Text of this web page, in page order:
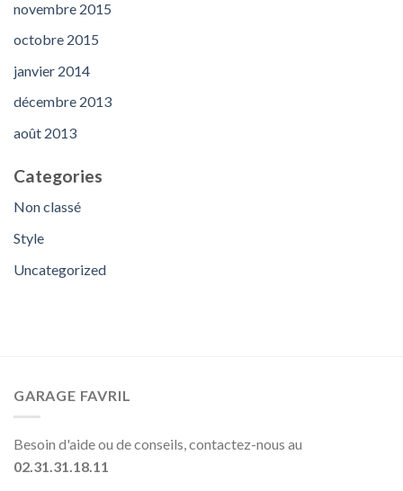
novembre 2015
octobre 2015
janvier 2014
décembre 2013
août 2013
Categories
Non classé
Style
Uncategorized
GARAGE FAVRIL
Besoin d'aide ou de conseils, contactez-nous au
02.31.31.18.11